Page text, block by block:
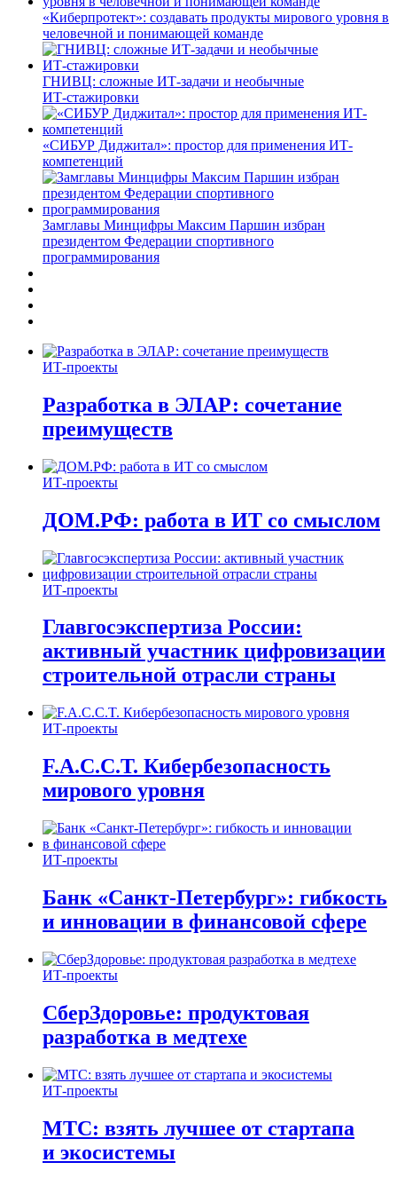
«Киберпротект»: создавать продукты мирового уровня в
человечной и понимающей команде
ГНИВЦ: сложные ИТ‑задачи и необычные
ИТ‑стажировки
«СИБУР Диджитал»: простор для применения ИТ-
компетенций
Замглавы Минцифры Максим Паршин избран
президентом Федерации спортивного
программирования
ИТ-проекты
Разработка в ЭЛАР: сочетание
преимуществ
ИТ-проекты
ДОМ.РФ: работа в ИТ со смыслом
ИТ-проекты
Главгосэкспертиза России:
активный участник цифровизации
строительной отрасли страны
ИТ-проекты
F.A.C.C.T. Кибербезопасность
мирового уровня
ИТ-проекты
Банк «Санкт-Петербург»: гибкость
и инновации в финансовой сфере
ИТ-проекты
СберЗдоровье: продуктовая
разработка в медтехе
ИТ-проекты
МТС: взять лучшее от стартапа
и экосистемы